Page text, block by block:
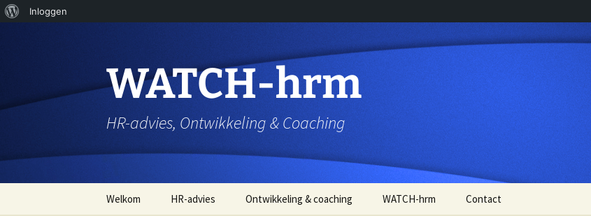
Over
Inloggen
WATCH-hrm
HR-advies, Ontwikkeling & Coaching
Welkom HR-advies Ontwikkeling & coaching WATCH-hrm Contact